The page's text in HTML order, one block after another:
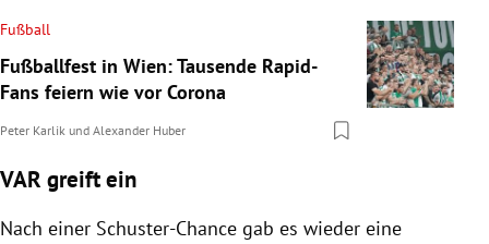
Fußball
Fußballfest in Wien: Tausende Rapid-
Fans feiern wie vor Corona
Peter Karlik und Alexander Huber
VAR greift ein
Nach einer Schuster-Chance gab es wieder eine